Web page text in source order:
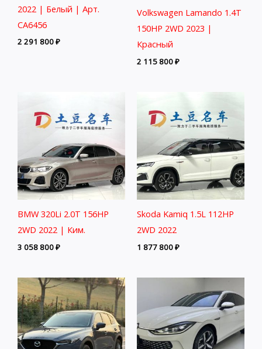
2022 | Белый | Арт.
CA6456
2 291 800₽
Volkswagen Lamando 1.4T
150HP 2WD 2023 |
Красный
2 115 800₽
BMW 320Li 2.0T 156HP
2WD 2022 | Ким.
3 058 800₽
Skoda Kamiq 1.5L 112HP
2WD 2022
1 877 800₽